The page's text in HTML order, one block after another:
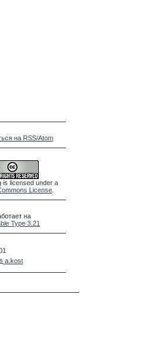
на RSS/Atom
is licensed under a
License
на
Type 3.21
a.kost